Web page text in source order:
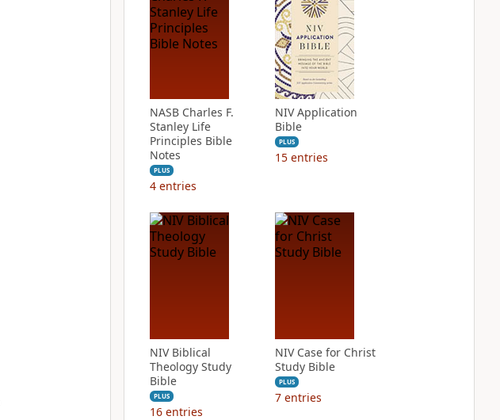
NASB Charles F.
Stanley Life
Principles Bible
Notes
PLUS
4 entries
NIV Application
Bible
PLUS
15 entries
NIV Biblical
Theology Study
Bible
PLUS
16 entries
NIV Case for Christ
Study Bible
PLUS
7 entries